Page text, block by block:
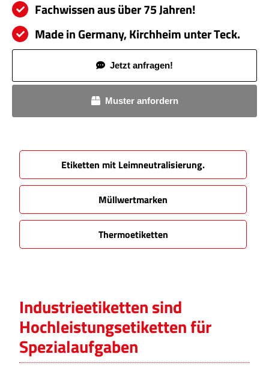
Fachwissen aus über 75 Jahren!
Made in Germany, Kirchheim unter Teck.
Jetzt anfragen!
Muster anfordern
Etiketten mit Leimneutralisierung.
Müllwertmarken
Thermoetiketten
Industrieetiketten sind
Hochleistungsetiketten für
Spezialaufgaben